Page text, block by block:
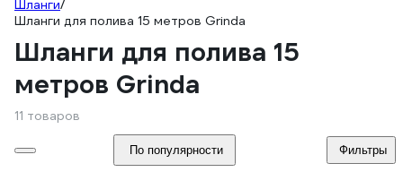
Шланги/
Шланги для полива 15 метров Grinda
Шланги для полива 15
метров Grinda
11 товаров
По популярности Фильтры